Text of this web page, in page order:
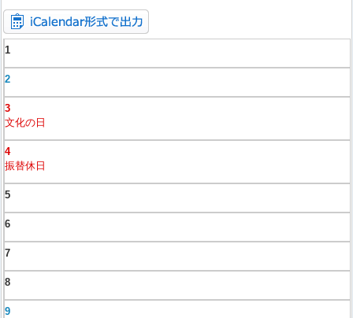
1
2
3
文化の日
4
振替休日
5
6
7
8
9